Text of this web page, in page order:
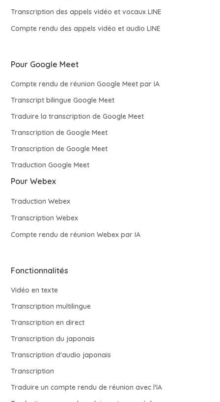
Transcription des appels vidéo et vocaux LINE
Compte rendu des appels vidéo et audio LINE
Pour Google Meet
Compte rendu de réunion Google Meet par IA
Transcript bilingue Google Meet
Traduire la transcription de Google Meet
Transcription de Google Meet
Transcription de Google Meet
Traduction Google Meet
Pour Webex
Traduction Webex
Transcription Webex
Compte rendu de réunion Webex par IA
Fonctionnalités
Vidéo en texte
Transcription multilingue
Transcription en direct
Transcription du japonais
Transcription d'audio japonais
Transcription
Traduire un compte rendu de réunion avec l'IA